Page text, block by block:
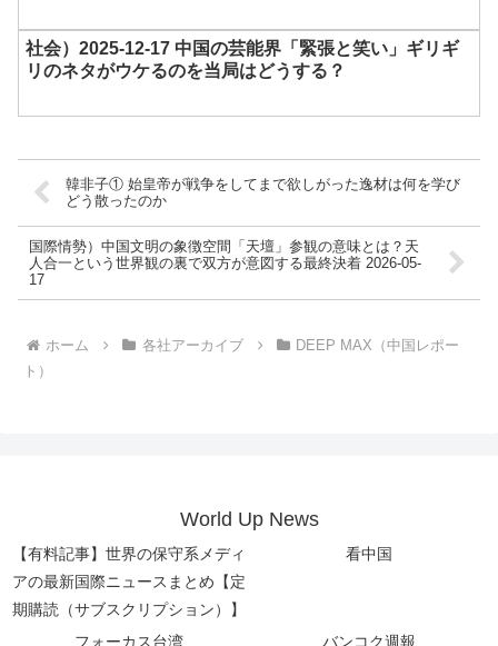
社会）2025-12-17 中国の芸能界「緊張と笑い」ギリギ
リのネタがウケるのを当局はどうする？
韓非子① 始皇帝が戦争をしてまで欲しがった逸材は何を学び
どう散ったのか
国際情勢）中国文明の象徴空間「天壇」参観の意味とは？天
人合一という世界観の裏で双方が意図する最終決着 2026-05-
17
ホーム 各社アーカイブ
DEEP MAX（中国レポー
ト）
World Up News
【有料記事】世界の保守系メディ
アの最新国際ニュースまとめ【定
期購読（サブスクリプション）】
看中国
フォーカス台湾 バンコク週報